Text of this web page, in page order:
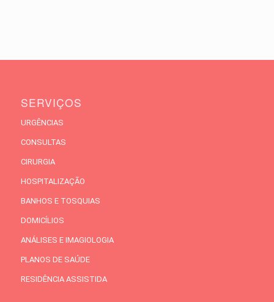
SERVIÇOS
URGÊNCIAS
CONSULTAS
CIRURGIA
HOSPITALIZAÇÃO
BANHOS E TOSQUIAS
DOMICÍLIOS
ANÁLISES E IMAGIOLOGIA
PLANOS DE SAÚDE
RESIDÊNCIA ASSISTIDA